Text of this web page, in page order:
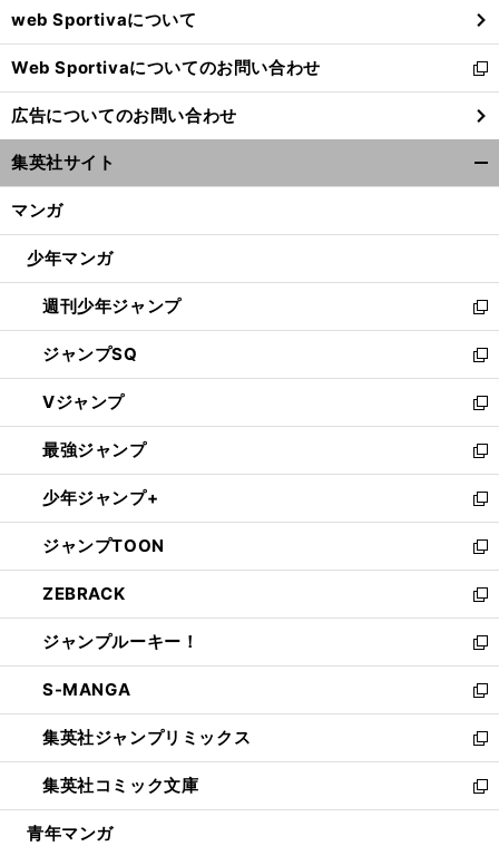
で
開
く
web Sportivaについて
Web Sportivaについてのお問い合わせ
新
し
い
ウ
ィ
ン
ウ
開
く
広告についてのお問い合わせ
集英社サイト
マンガ
少年マンガ
週刊少年ジャンプ
新
し
い
ウ
ィ
ン
ド
ウ
で
開
く
ジャンプSQ
新
し
い
ウ
ィ
ン
ド
ウ
で
開
く
Vジャンプ
新
し
い
ウ
ィ
ン
ド
ウ
で
開
く
最強ジャンプ
新
し
い
ウ
ィ
ン
ド
ウ
で
開
く
少年ジャンプ+
新
し
い
ウ
ィ
ン
ド
ウ
で
開
く
ジャンプTOON
新
し
い
ウ
ィ
ン
ド
ウ
で
開
く
ZEBRACK
新
し
い
ウ
ィ
ン
ド
ウ
で
開
ジャンプルーキー！
新
し
い
ウ
ィ
ン
ド
ウ
S-MANGA
新
し
い
ウ
ィ
ン
集英社ジャンプリミックス
新
し
い
ウ
集英社コミック文庫
新
し
青年マンガ